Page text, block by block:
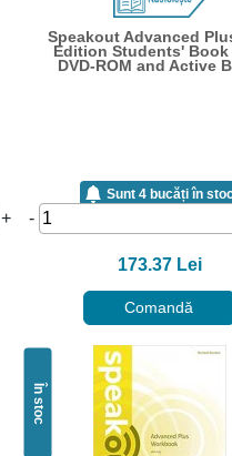
+
Speakout Advanced
Edition Students'
DVD-ROM and Active
Sunt 4 bucăți în
-
173.37 Lei
Comandă
În stoc